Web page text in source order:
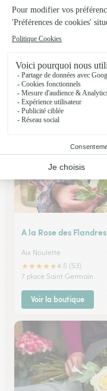
La Botte Fleurie
Noyelles Godault
★★★★★4.4 (66)
51, rue Victor Hugo
Voir la boutique
A la Rose des Flandres
Aix Noulette
★★★★★4.5 (53)
7 place Saint Germain
Voir la boutique